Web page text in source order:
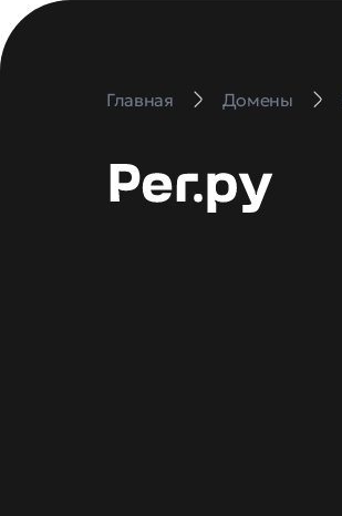
Главная Домены